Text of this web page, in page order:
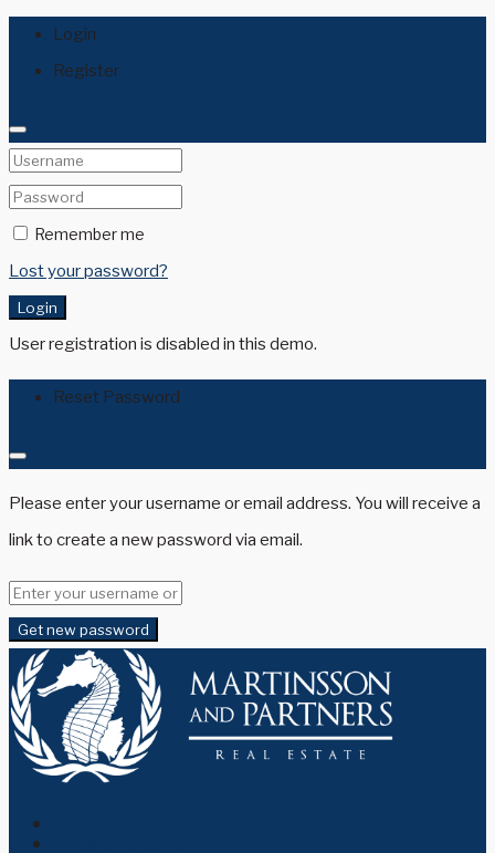
Login
Register
Remember me
Lost your password?
Login
User registration is disabled in this demo.
Reset Password
Please enter your username or email address. You will receive a
link to create a new password via email.
Get new password